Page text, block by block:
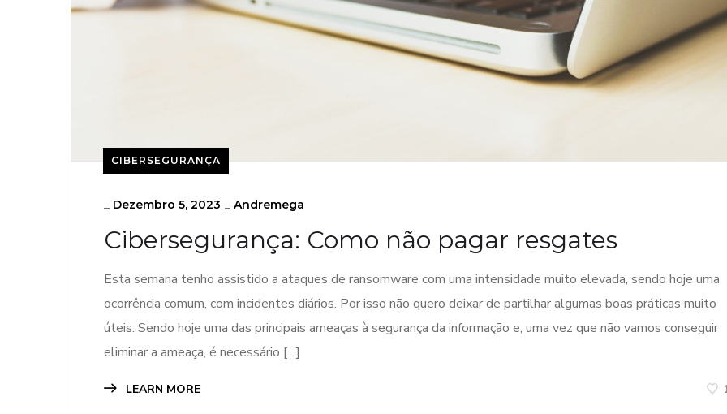
CIBERSEGURANÇA
_ Dezembro 5, 2023 _ Andremega
Cibersegurança: Como não pagar resgates
Esta semana tenho assistido a ataques de ransomware com uma intensidade muito elevada, sendo hoje uma
ocorrência comum, com incidentes diários. Por isso não quero deixar de partilhar algumas boas práticas muito
úteis. Sendo hoje uma das principais ameaças à segurança da informação e, uma vez que não vamos conseguir
eliminar a ameaça, é necessário […]
LEARN MORE